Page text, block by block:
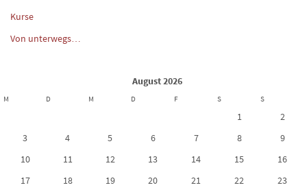
Kurse
Von unterwegs…
August 2026
M D M D F S S
1
2
3
4 5 6 7 8
9
10
11 12 13 14 15
16
17
18 19 20 21 22
23